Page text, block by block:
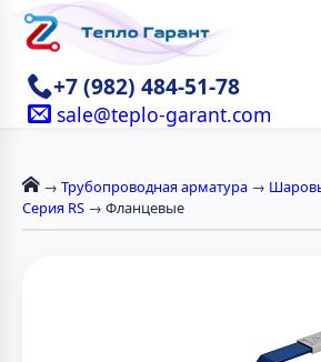
+7 (982) 484-51-78
sale@teplo-garant.com
→ Трубопроводная арматура →
Серия RS → Фланцевые